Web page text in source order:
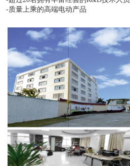
-质量上乘的高端电动产品